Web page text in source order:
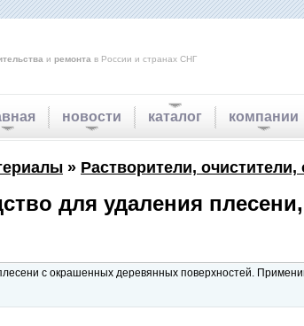
и ремонта в России и странах СНГ
новости каталог компании
» Растворители,
для удаления плесени,
с окрашенных деревянных поверхностей.